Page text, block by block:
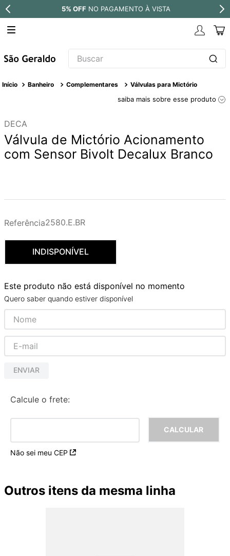
VISTA PARCELE EM ATÉ 10X SEM
Buscar
Banheiro Complementares Válvulas para Mictório
saiba mais sobre esse produto
DECA
Válvula de Mictório Acionamento
com Sensor Bivolt Decalux Branco
Referência2580.E.BR
INDISPONÍVEL
Este produto não está disponível no momento
Quero saber quando estiver disponível
ENVIAR
Calcule o frete:
Não sei meu CEP
Outros itens da mesma linha
TERMOS MAIS BUSCADOS
4º
torneira
7º
black matte
8º
red gold
9º
deca you
cobre escovado